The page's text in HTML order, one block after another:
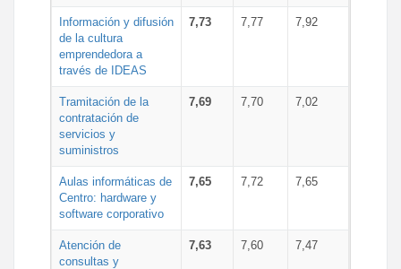
Información y difusión
de la cultura
emprendedora a
través de IDEAS
7,73 7,77 7,92
Tramitación de la
contratación de
servicios y
suministros
7,69 7,70 7,02
Aulas informáticas de
Centro: hardware y
software corporativo
7,65 7,72 7,65
Atención de
consultas y
7,63 7,60 7,47